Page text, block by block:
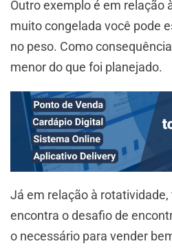
Outro exemplo é em relação
muito congelada você pode
no peso. Como
menor do que foi planejado.
Já em relação à
encontra o desafio de
o necessário para vender